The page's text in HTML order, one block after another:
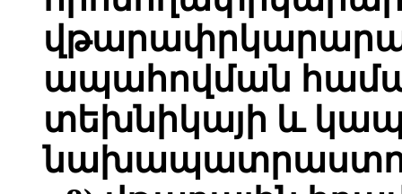
ապահովման
տեխնիկայի և